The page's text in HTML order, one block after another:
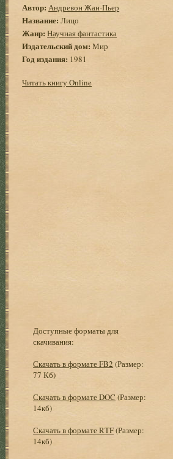
Автор: Андревон Жан-Пьер
Название: Лицо
Жанр: Научная фантастика
Издательский дом: Мир
Год издания: 1981
Читать книгу Online
Доступные форматы для
скачивания:
Скачать в формате FB2 (Размер:
77 Кб)
Скачать в формате DOC (Размер:
14кб)
Скачать в формате RTF(Размер:
14кб)